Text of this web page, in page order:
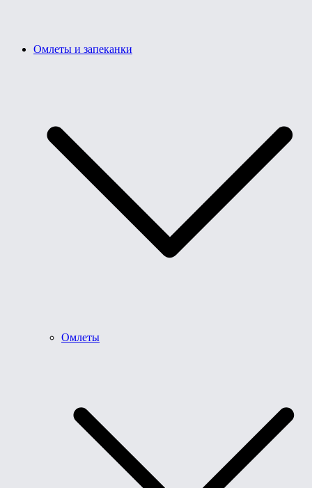
Омлеты и запеканки
Омлеты